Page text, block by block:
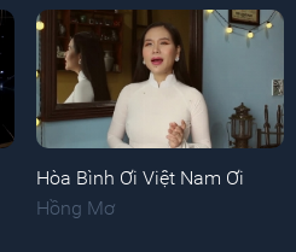
Hòa Bình Ơi Việt Nam Ơi
Hồng Mơ